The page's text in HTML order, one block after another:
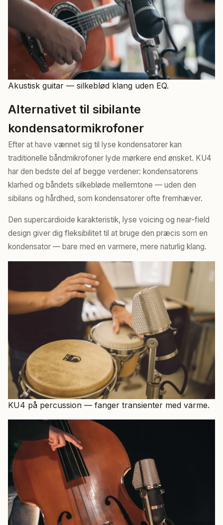
Akustisk guitar — silkeblød klang uden EQ.
Alternativet til sibilante
kondensatormikrofoner
Efter at have vænnet sig til lyse kondensatorer kan
traditionelle båndmikrofoner lyde mørkere end ønsket. KU4
har den bedste del af begge verdener: kondensatorens
klarhed og båndets silkebløde mellemtone — uden den
sibilans og hårdhed, som kondensatorer ofte fremhæver.
Den supercardioide karakteristik, lyse voicing og near-field
design giver dig fleksibilitet til at bruge den præcis som en
kondensator — bare med en varmere, mere naturlig klang.
KU4 på percussion — fanger transienter med varme.